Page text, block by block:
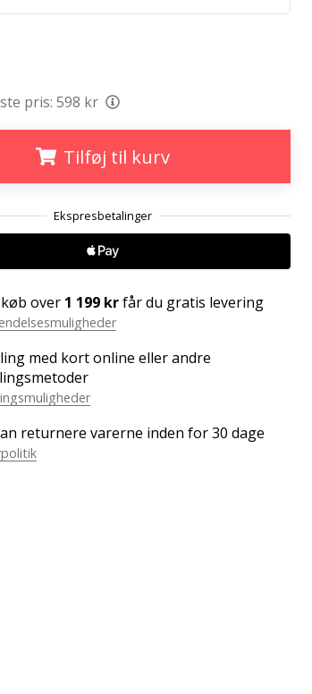
pris: 598 kr
Tilføj til kurv
over 1 199 krfår du gratis levering
med kort online eller andre
returnere varerne inden for 30 dage